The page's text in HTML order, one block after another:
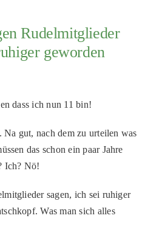
HELFER
Rudelmitglieder
geworden
dass ich nun 11 bin!
Na gut, nach dem zu urteilen was
das schon ein paar Jahre
Ich? Nö!
sagen, ich sei ruhiger
Was man sich alles